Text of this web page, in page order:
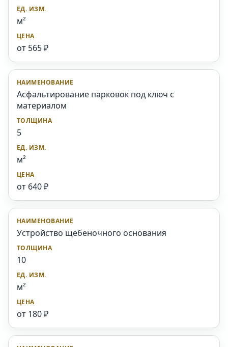
м²
от 565 ₽
Асфальтирование парковок под ключ с
материалом
5
м²
от 640 ₽
Устройство щебеночного основания
10
м²
от 180 ₽